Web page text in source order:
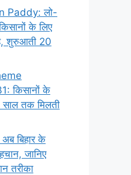
Paddy: लो-
के लिए
शुरुआती 20
किसानों के
तक मिलती
बिहार के
जानिए
तरीका